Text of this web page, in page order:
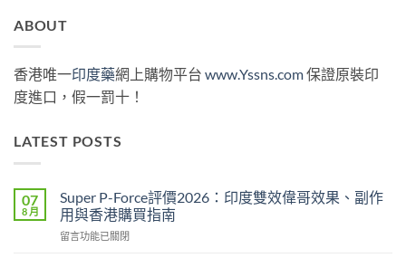
ABOUT
香港唯一印度藥網上購物平台 www.Yssns.com保證原裝印
度進口，假一罰十！
LATEST POSTS
07
8 月
Super P-Force評價2026：印度雙效偉哥效果、副作
用與香港購買指南
在
留言功能已關閉